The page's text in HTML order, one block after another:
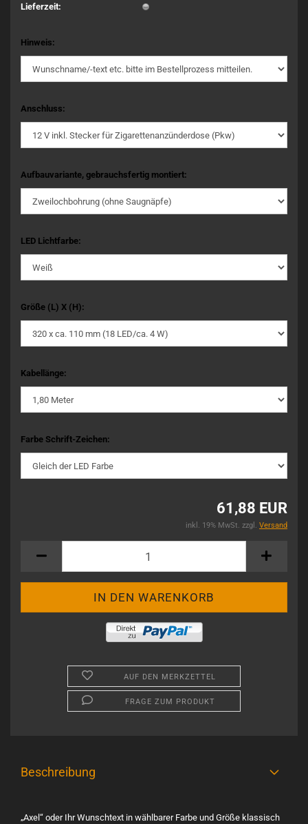
Lieferzeit:
Hinweis:
Anschluss:
Aufbauvariante, gebrauchsfertig montiert:
LED Lichtfarbe:
Größe (L) X (H):
Kabellänge:
Farbe Schrift-Zeichen:
61,88 EUR
inkl. 19% MwSt. zzgl. Versand
AUF DEN MERKZETTEL
FRAGE ZUM PRODUKT
Beschreibung
„Axel“ oder Ihr Wunschtext in wählbarer Farbe und Größe klassisch